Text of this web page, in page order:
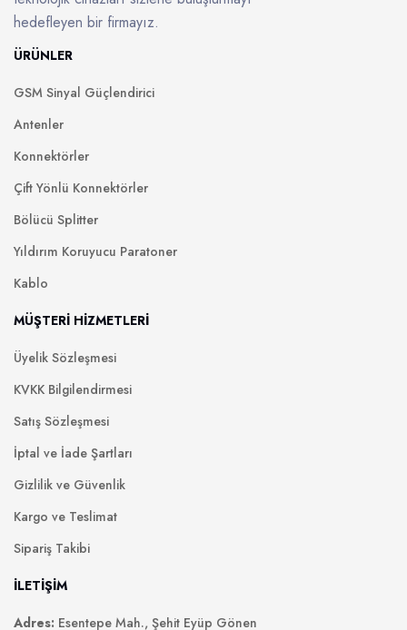
hedefleyen bir firmayız.
ÜRÜNLER
GSM Sinyal Güçlendirici
Antenler
Konnektörler
Çift Yönlü Konnektörler
Bölücü Splitter
Yıldırım Koruyucu Paratoner
Kablo
MÜŞTERİ HİZMETLERİ
Üyelik Sözleşmesi
KVKK Bilgilendirmesi
Satış Sözleşmesi
İptal ve İade Şartları
Gizlilik ve Güvenlik
Kargo ve Teslimat
Sipariş Takibi
İLETİŞİM
Adres: Esentepe Mah., Şehit Eyüp Gönen